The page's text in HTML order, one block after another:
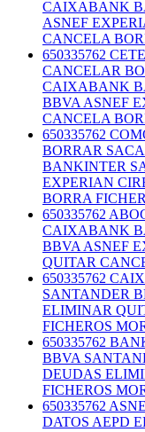
CAIXABANK
ASNEF
CANCELA
650335762
CANCELAR
CAIXABANK
BBVA ASNEF
CANCELA
650335762
BORRAR
BANKINTER
EXPERIAN
BORRA
650335762
CAIXABANK
BBVA ASNEF
QUITAR
650335762
SANTANDER
ELIMINAR
FICHEROS
650335762
BBVA
DEUDAS
FICHEROS
650335762
DATOS AEPD